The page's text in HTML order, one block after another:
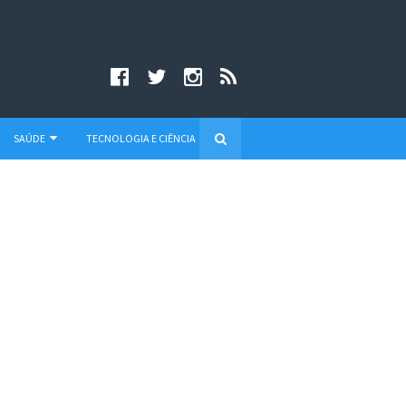
SAÚDE TECNOLOGIA E CIÊNCIA